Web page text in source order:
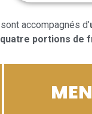
sont accompagnés d’
quatre portions de